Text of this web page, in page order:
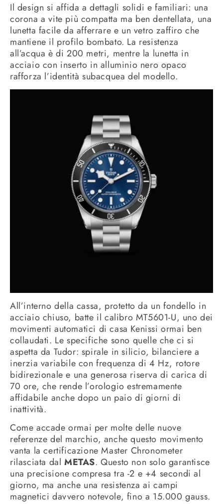
Il design si affida a dettagli solidi e familiari: una
corona a vite più compatta ma ben dentellata, una
lunetta facile da afferrare e un vetro zaffiro che
mantiene il profilo bombato. La resistenza
all’acqua è di 200 metri, mentre la lunetta in
acciaio con inserto in alluminio nero opaco
rafforza l’identità subacquea del modello.
All’interno della cassa, protetto da un fondello in
acciaio chiuso, batte il calibro MT5601-U, uno dei
movimenti automatici di casa Kenissi ormai ben
collaudati. Le specifiche sono quelle che ci si
aspetta da Tudor: spirale in silicio, bilanciere a
inerzia variabile con frequenza di 4 Hz, rotore
bidirezionale e una generosa riserva di carica di
70 ore, che rende l’orologio estremamente
affidabile anche dopo un paio di giorni di
inattività.
Come accade ormai per molte delle nuove
referenze del marchio, anche questo movimento
vanta la certificazione Master Chronometer
rilasciata dal METAS. Questo non solo garantisce
una precisione compresa tra -2 e +4 secondi al
giorno, ma anche una resistenza ai campi
magnetici davvero notevole, fino a 15.000 gauss.